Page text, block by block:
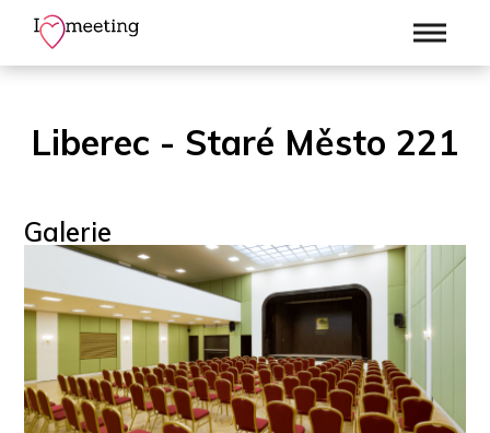
Liberec - Staré Město 221
Galerie